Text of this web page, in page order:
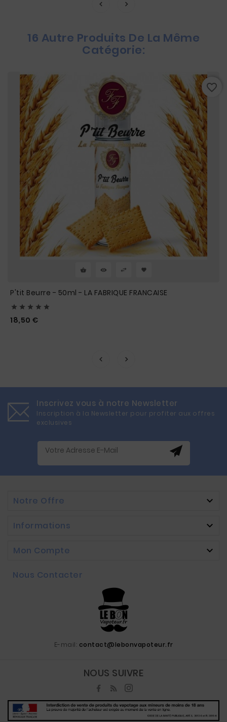
16 Autre Produits De La Même
Catégorie:
P'tit Beurre - 50ml - LA FABRIQUE FRANCAISE
    
18,50 €
favorite_border
Inscrivez vous à notre Newsletter
Inscription à la Newsletter pour profiter aux offres
exclusives
Notre Offre 
Informations 
Mon Compte 
Nous Contacter
E-mail: contact@lebonvapoteur.fr
NOUS SUIVRE